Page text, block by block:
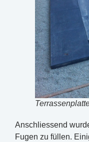
Anschliessend
Fugen zu füllen.